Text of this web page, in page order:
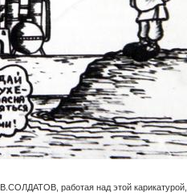
В.СОЛДАТОВ, работая над этой карикатурой,